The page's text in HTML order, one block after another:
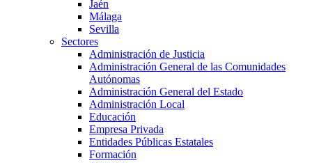
Jaén
Málaga
Sevilla
Sectores
Administración de Justicia
Administración General de las Comunidades
Autónomas
Administración General del Estado
Administración Local
Educación
Empresa Privada
Entidades Públicas Estatales
Formación